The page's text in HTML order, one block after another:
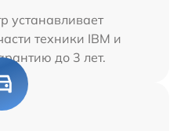
устанавливает
техники IBM и
до 3 лет.